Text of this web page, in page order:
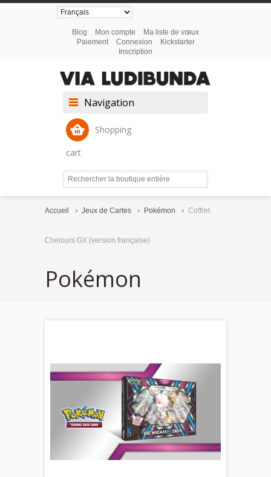
Blog Mon compte
Ma liste de vœux
Paiement
Connexion
Kickstarter
Inscription
Navigation
Shopping
cart
Accueil Jeux de Cartes Pokémon Coffret
Chelours GX (version française)
Pokémon